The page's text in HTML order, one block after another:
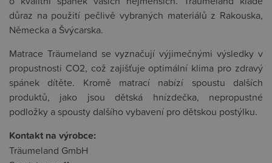
důraz na použití pečlivě vybraných materiálů z Rakouska,
Německa a Švýcarska.
Matrace Träumeland se vyznačují výjimečnými výsledky v
propustnosti CO2, což zajišťuje optimální klima pro zdravý
spánek dítěte. Kromě matrací nabízí spoustu dalších
produktů, jako jsou dětská hnízdečka, nepropustné
podložky a spousty dalšího vybavení pro dětskou postýlku.
Kontakt na výrobce:
Träumeland GmbH